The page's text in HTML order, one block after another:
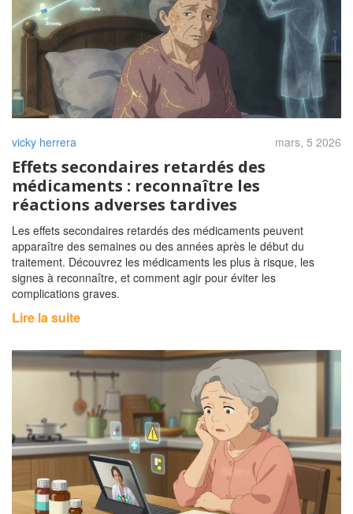
vicky herrera mars, 5 2026
Effets secondaires retardés des
médicaments : reconnaître les
réactions adverses tardives
Les effets secondaires retardés des médicaments peuvent
apparaître des semaines ou des années après le début du
traitement. Découvrez les médicaments les plus à risque, les
signes à reconnaître, et comment agir pour éviter les
complications graves.
Lire la suite